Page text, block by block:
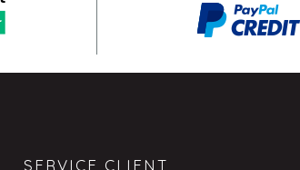
SERVICE CLIENT